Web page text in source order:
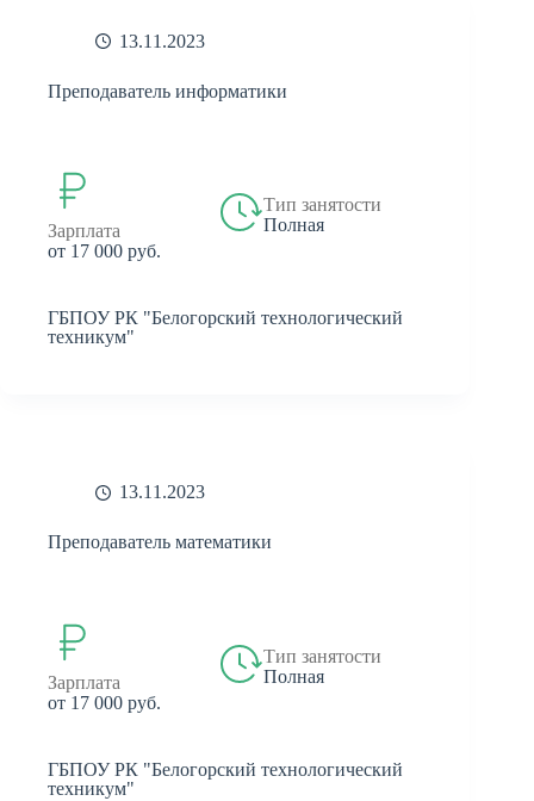
13.11.2023
Преподаватель информатики
Зарплата
от 17 000 руб.
Тип занятости
Полная
ГБПОУ РК "Белогорский технологический
техникум"
13.11.2023
Преподаватель математики
Зарплата
от 17 000 руб.
Тип занятости
Полная
ГБПОУ РК "Белогорский технологический
техникум"